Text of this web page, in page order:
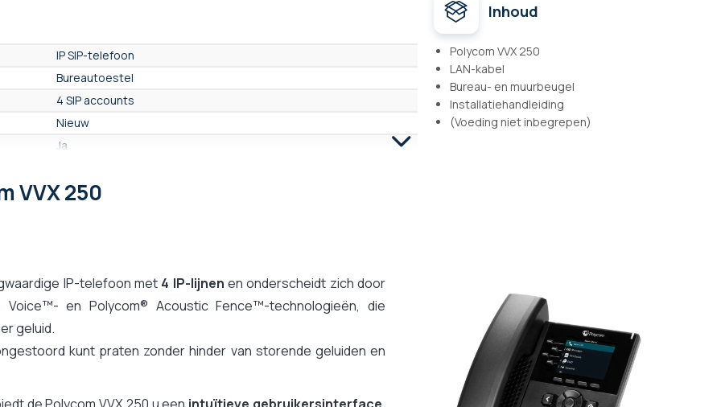
IP SIP-telefoon
Bureautoestel
4 SIP accounts
Nieuw
Ja
Ja
Ja
IP SIP
24 x 23 x 5,7 cm
Inhoud
Polycom VVX 250
LAN-kabel
Bureau- en muurbeugel
Installatiehandleiding
(Voeding niet inbegrepen)
VVX 250
IP-telefoon met 4 IP-lijnen en onderscheidt zich door
en Polycom® Acoustic Fence™-technologieën, die
geluid.
kunt praten zonder hinder van storende geluiden en